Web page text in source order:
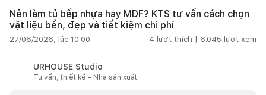
Nên làm tủ bếp nhựa hay MDF? KTS tư vấn cách chọn
vật liệu bền, đẹp và tiết kiệm chi phí
27/06/2026, lúc 10:00 4 lượt thích | 6.045 lượt xem
URHOUSE Studio
Tư vấn, thiết kế - Nhà sản xuất